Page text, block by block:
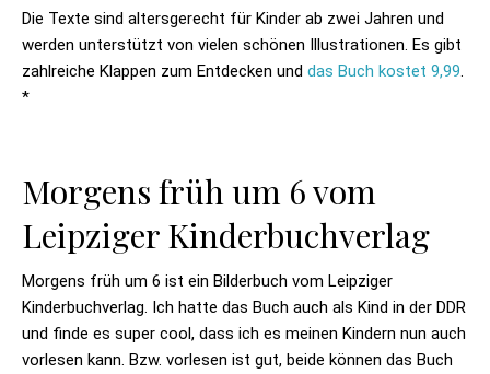
Die Texte sind altersgerecht für Kinder ab zwei Jahren und
werden unterstützt von vielen schönen Illustrationen. Es gibt
zahlreiche Klappen zum Entdecken und das Buch kostet 9,99.
*
Morgens früh um 6 vom
Leipziger Kinderbuchverlag
Morgens früh um 6 ist ein Bilderbuch vom Leipziger
Kinderbuchverlag. Ich hatte das Buch auch als Kind in der DDR
und finde es super cool, dass ich es meinen Kindern nun auch
vorlesen kann. Bzw. vorlesen ist gut, beide können das Buch